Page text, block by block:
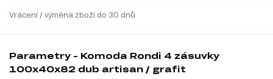
Vrácení / výměna zboží do 30 dnů
Parametry - Komoda Rondi 4 zásuvky
100x40x82 dub artisan / grafit